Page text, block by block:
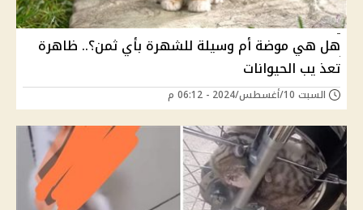
هل هي موضة أم وسيلة للشهرة بأي ثمن؟.. ظاهرة
تعذ يب الحيوانات
السبت 10/أغسطس/2024 - 06:12 م